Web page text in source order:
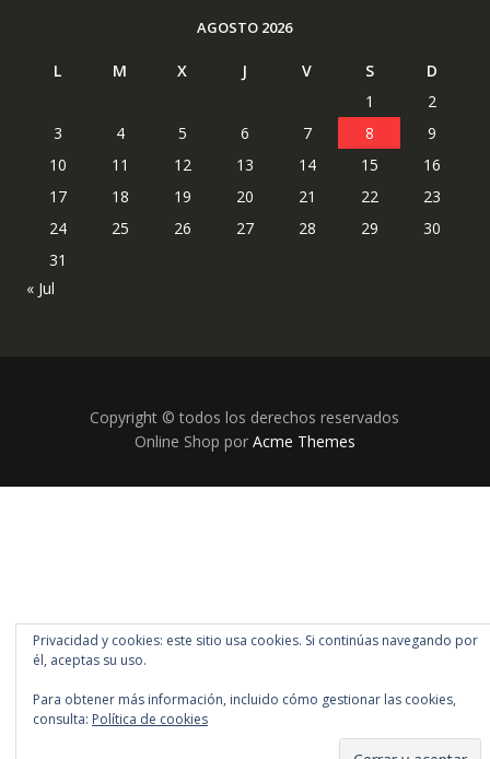
AGOSTO 2026
L M X J V S
D
1
2
3
4 5 6 7 8
9
10
11 12 13 14 15
16
17
18 19 20 21 22
23
24
25 26 27 28 29
30
31
« Jul
Copyright © todos los derechos reservados
Online Shop por Acme Themes
Privacidad y cookies: este sitio usa cookies. Si continúas navegando por
él, aceptas su uso.
Para obtener más información, incluido cómo gestionar las cookies,
consulta: Política de cookies